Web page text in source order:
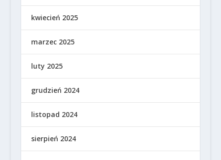
kwiecień 2025
marzec 2025
luty 2025
grudzień 2024
listopad 2024
sierpień 2024